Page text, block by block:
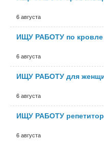
6 августа
ИЩУ РАБОТУ по
6 августа
ИЩУ РАБОТУ для
6 августа
ИЩУ РАБОТУ
6 августа